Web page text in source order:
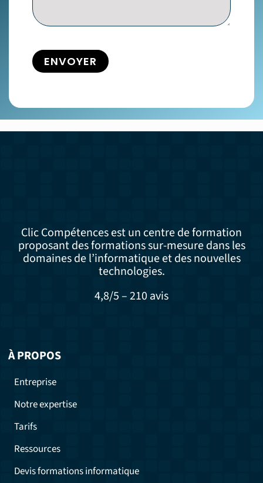
ENVOYER
Clic Compétences est un centre de formation
proposant des formations sur-mesure dans les
domaines de l’informatique et des nouvelles
technologies.
4,8/5 – 210 avis
À PROPOS
Entreprise
Notre expertise
Tarifs
Ressources
Devis formations informatique